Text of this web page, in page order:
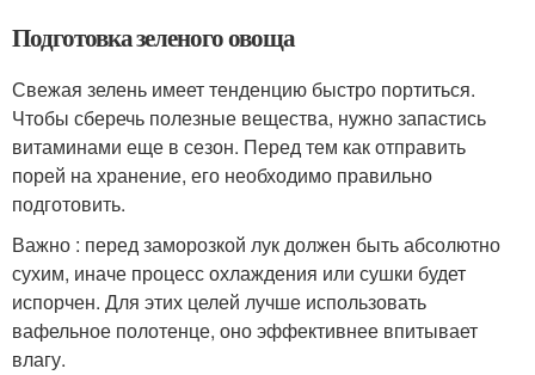
Подготовка зеленого овоща
Свежая зелень имеет тенденцию быстро портиться.
Чтобы сберечь полезные вещества, нужно запастись
витаминами еще в сезон. Перед тем как отправить
порей на хранение, его необходимо правильно
подготовить.
Важно : перед заморозкой лук должен быть абсолютно
сухим, иначе процесс охлаждения или сушки будет
испорчен. Для этих целей лучше использовать
вафельное полотенце, оно эффективнее впитывает
влагу.